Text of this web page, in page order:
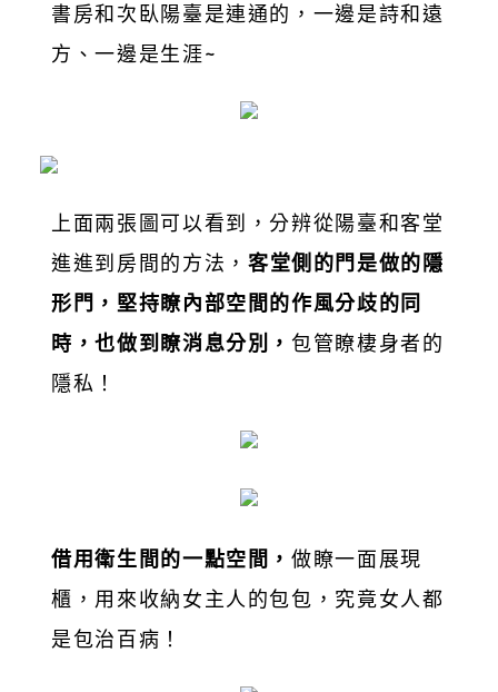
書房和次臥陽臺是連通的，一邊是詩和遠
方、一邊是生涯~
上面兩張圖可以看到，分辨從陽臺和客堂
進進到房間的方法， 客堂側的門是做的隱
形門，堅持瞭內部空間的作風分歧的同
時，也做到瞭消息分別，包管瞭棲身者的
隱私！
借用衛生間的一點空間，做瞭一面展現
櫃，用來收納女主人的包包，究竟女人都
是包治百病！